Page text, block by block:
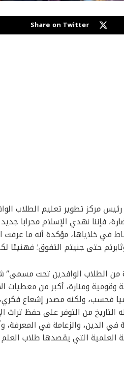
Share on Twitter
مركز تطوير تعليم الطلاب
فإننا نهدي الإسلام محرابا
في خلاياها، مؤكدة أنه ما عرفت
حتى جنيتم التفوق؛ فهنيئا
من الطلاب الوافدين تحت مسمى”
ومنارة، أكبر من معطيات
فحسب، ولكنه مصدر إشعاع
من التوفر على حفظ تراث
في الدين، والزعامة في المعرفة،
العلمية التي يقصدها طلاب